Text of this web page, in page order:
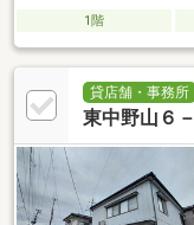
1階
貸店舗・事務所
東中野山６